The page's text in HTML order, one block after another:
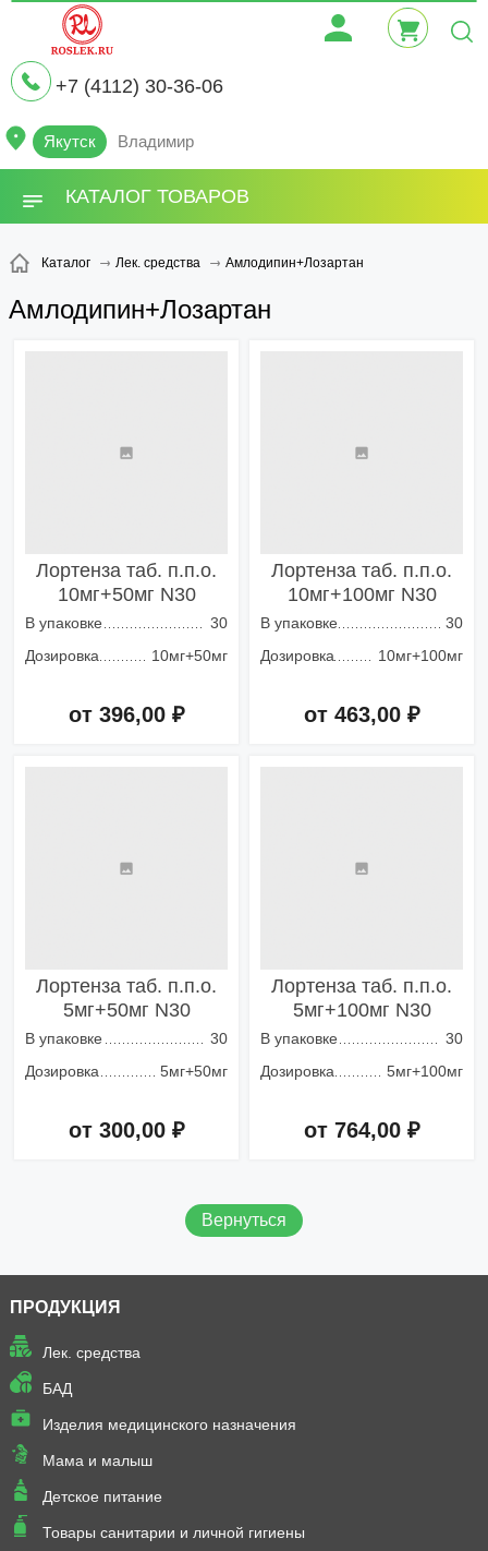
+7 (4112) 30-36-06
Якутск Владимир
КАТАЛОГ ТОВАРОВ
Каталог Лек. средства Амлодипин+Лозартан
Амлодипин+Лозартан
Лортенза таб. п.п.о.
10мг+50мг N30
В упаковке
30
Дозировка
10мг+50мг
от 396,00 ₽
Лортенза таб. п.п.о.
10мг+100мг N30
В упаковке
30
Дозировка
10мг+100мг
от 463,00 ₽
Лортенза таб. п.п.о.
5мг+50мг N30
В упаковке
30
Дозировка
5мг+50мг
от 300,00 ₽
Лортенза таб. п.п.о.
5мг+100мг N30
В упаковке
30
Дозировка
5мг+100мг
от 764,00 ₽
Вернуться
ПРОДУКЦИЯ
Лек. средства
БАД
Изделия медицинского назначения
Мама и малыш
Детское питание
Товары санитарии и личной гигиены